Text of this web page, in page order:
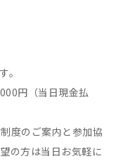
。
円（当日現金払
度のご案内と参加協
の方は当日お気軽に